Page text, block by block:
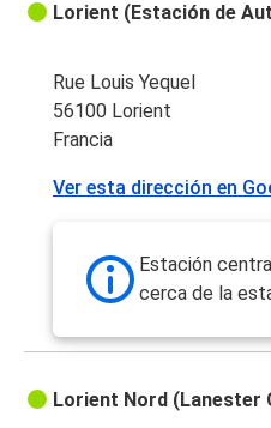
Lorient (Estación de
Rue Louis Yequel
56100 Lorient
Francia
Ver esta dirección en
Estación
cerca de la
Lorient Nord (Lanester